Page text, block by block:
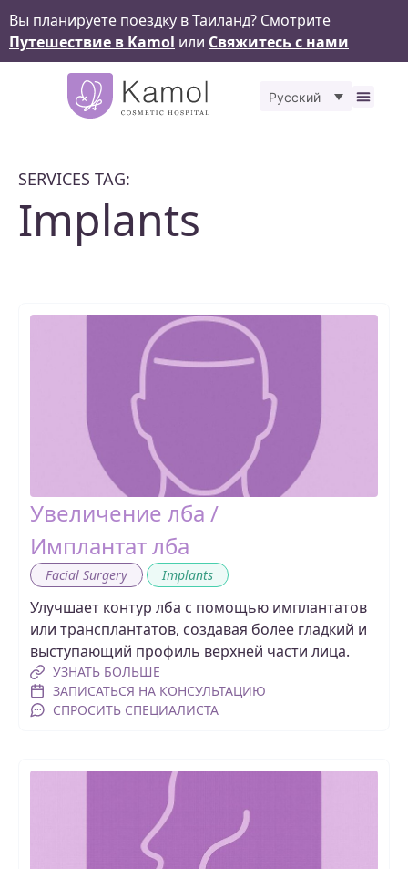
Вы планируете поездку в Таиланд? Смотрите
Путешествие в Kamol или Свяжитесь с нами
Русский
SERVICES TAG:
Implants
Увеличение лба /
Имплантат лба
Facial Surgery Implants
Улучшает контур лба с помощью имплантатов
или трансплантатов, создавая более гладкий и
выступающий профиль верхней части лица.
УЗНАТЬ БОЛЬШЕ
ЗАПИСАТЬСЯ НА КОНСУЛЬТАЦИЮ
СПРОСИТЬ СПЕЦИАЛИСТА